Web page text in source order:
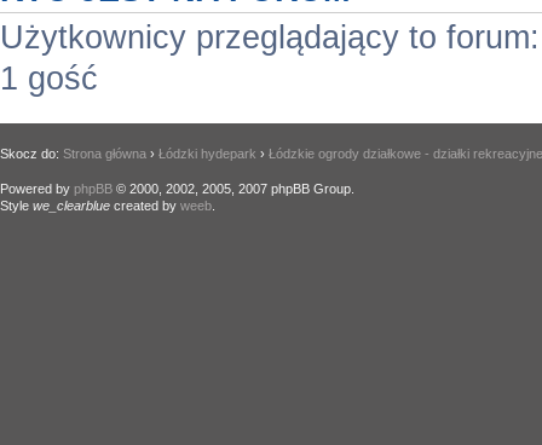
Użytkownicy przeglądający to
1 gość
Skocz do: Strona główna › Łódzki hydepark › Łódzkie ogrody działkowe - działki rekreacyjne
Powered by phpBB © 2000, 2002, 2005, 2007 phpBB Group.
Style we_clearblue created by weeb